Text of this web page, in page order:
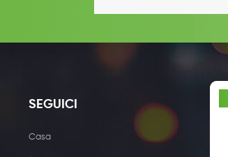
SEGUICI
Casa